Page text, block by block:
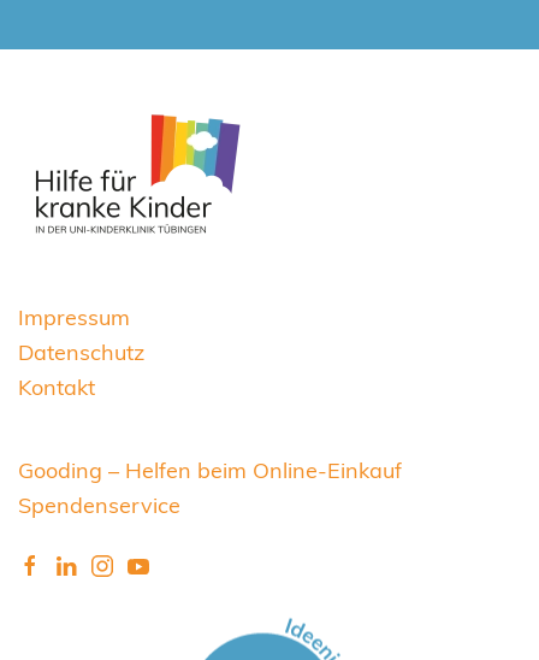
Impressum
Datenschutz
Kontakt
Gooding – Helfen beim Online-Einkauf
Spendenservice